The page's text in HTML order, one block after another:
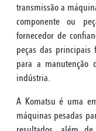
transmissão a
componente ou
fornecedor de
peças das principais
para a manutenção
indústria.
A Komatsu é uma
máquinas pesadas